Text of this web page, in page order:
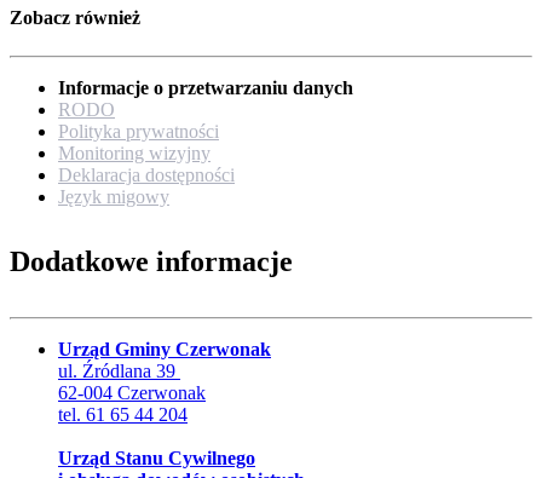
Zobacz również
Informacje o przetwarzaniu danych
RODO
Polityka prywatności
Monitoring wizyjny
Deklaracja dostępności
Język migowy
Dodatkowe informacje
Urząd Gminy Czerwonak
ul. Źródlana 39
62-004 Czerwonak
tel. 61 65 44 204
Urząd Stanu Cywilnego